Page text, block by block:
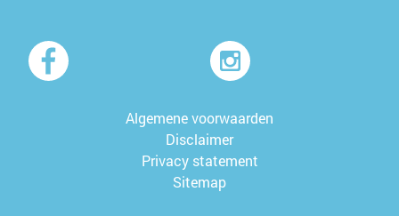
Algemene voorwaarden
Disclaimer
Privacy statement
Sitemap